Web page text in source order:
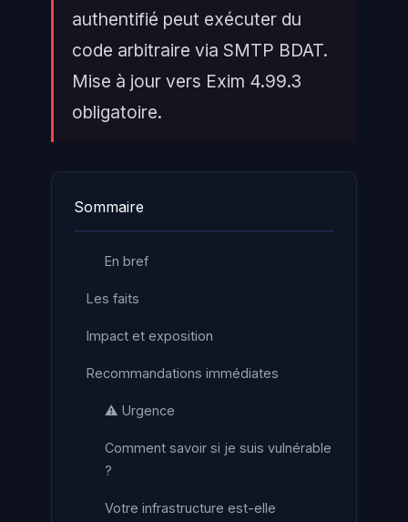
authentifié peut exécuter du
code arbitraire via SMTP BDAT.
Mise à jour vers Exim 4.99.3
obligatoire.
Sommaire
En bref
Les faits
Impact et exposition
Recommandations immédiates
⚠️ Urgence
Comment savoir si je suis vulnérable
?
Votre infrastructure est-elle